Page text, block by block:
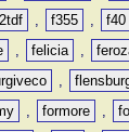
, f355 , f40
, felicia ,
,
, formore ,